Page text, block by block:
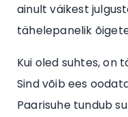
ainult väikest
tähelepanelik
Kui oled suhtes, on
Sind võib ees
Paarisuhe tundub